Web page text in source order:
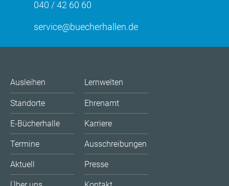
040 / 42 60 60
service@buecherhallen.de
Ausleihen
Standorte
E-Bücherhalle
Termine
Aktuell
Lernwelten
Ehrenamt
Karriere
Ausschreibungen
Presse